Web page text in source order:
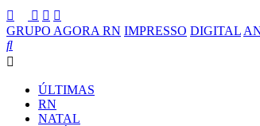
GRUPO AGORA RN IMPRESSO DIGITAL
ÚLTIMAS
RN
NATAL